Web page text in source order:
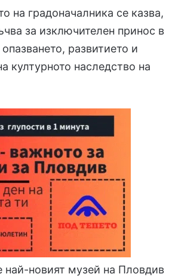
на градоначалника се казва,
за изключителен принос в
развитието и
културното наследство на
новият музей на Пловдив